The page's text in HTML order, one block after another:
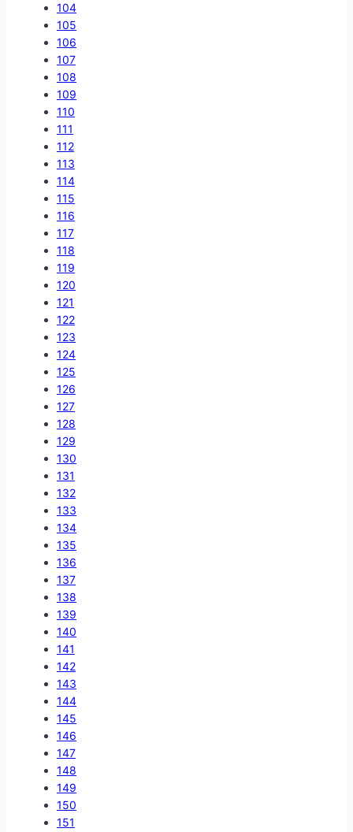
104
105
106
107
108
109
110
111
112
113
114
115
116
117
118
119
120
121
122
123
124
125
126
127
128
129
130
131
132
133
134
135
136
137
138
139
140
141
142
143
144
145
146
147
148
149
150
151